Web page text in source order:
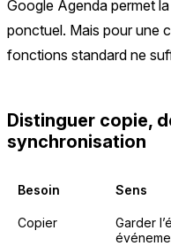
Google Agenda permet
ponctuel. Mais pour une
fonctions standard ne
Distinguer copie,
synchronisation
Besoin Sens
Copier
Garder